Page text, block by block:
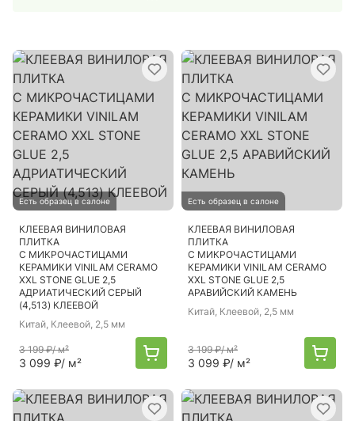
Есть образец в салоне
КЛЕЕВАЯ ВИНИЛОВАЯ
ПЛИТКА
С МИКРОЧАСТИЦАМИ
КЕРАМИКИ VINILAM CERAMO
XXL STONE GLUE 2,5
АДРИАТИЧЕСКИЙ СЕРЫЙ
(4,513) КЛЕЕВОЙ
Китай, Клеевой, 2,5 мм
3 199 ₽/ м²
3 099 ₽/ м²
Есть образец в салоне
КЛЕЕВАЯ ВИНИЛОВАЯ
ПЛИТКА
С МИКРОЧАСТИЦАМИ
КЕРАМИКИ VINILAM CERAMO
XXL STONE GLUE 2,5
АРАВИЙСКИЙ КАМЕНЬ
Китай, Клеевой, 2,5 мм
3 199 ₽/ м²
3 099 ₽/ м²